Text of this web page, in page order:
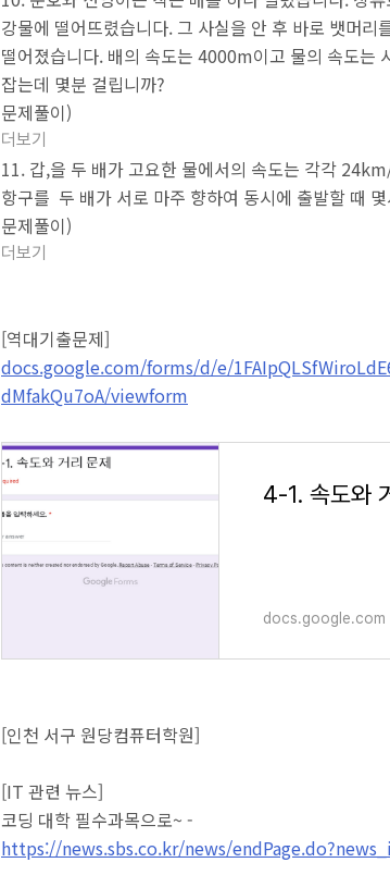
강물에 떨어뜨렸습니다. 그 사실을 안 후 바로 뱃머
떨어졌습니다. 배의 속도는 4000m이고 물의 속도는
잡는데 몇분 걸립니까?
문제풀이)
더보기
11. 갑,을 두 배가 고요한 물에서의 속도는 각각
항구를 두 배가 서로 마주 향하여 동시에 출발할 때
문제풀이)
더보기
[역대기출문제]
docs.google.com/forms/d/e/
dMfakQu7oA/viewform
4-1. 속도와
docs.google.com
[인천 서구 원당컴퓨터학원]
[IT 관련 뉴스]
코딩 대학 필수과목으로~ -
https://news.sbs.co.kr/news/